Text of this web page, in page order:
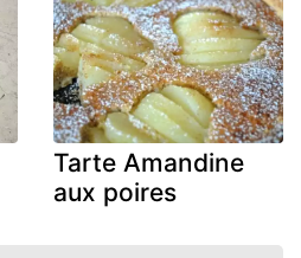
Tarte Amandine
aux poires